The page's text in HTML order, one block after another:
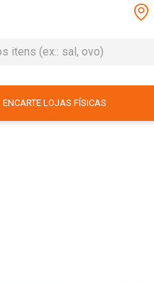
(ex.: sal, ovo)
ENCARTE LOJAS FÍSICAS